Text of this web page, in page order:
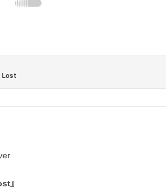
』